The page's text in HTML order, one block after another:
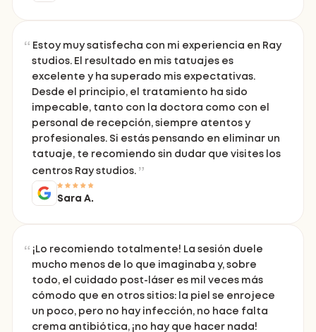
Estoy muy satisfecha con mi experiencia en Ray
studios. El resultado en mis tatuajes es
excelente y ha superado mis expectativas.
Desde el principio, el tratamiento ha sido
impecable, tanto con la doctora como con el
personal de recepción, siempre atentos y
profesionales. Si estás pensando en eliminar un
tatuaje, te recomiendo sin dudar que visites los
centros Ray studios.
Sara A.
¡Lo recomiendo totalmente! La sesión duele
mucho menos de lo que imaginaba y, sobre
todo, el cuidado post-láser es mil veces más
cómodo que en otros sitios: la piel se enrojece
un poco, pero no hay infección, no hace falta
crema antibiótica, ¡no hay que hacer nada!